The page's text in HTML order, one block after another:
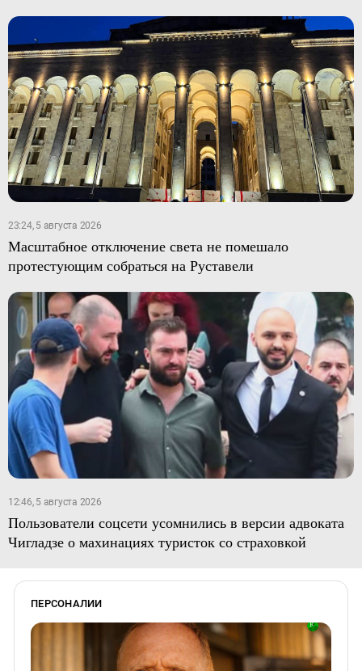
23:24, 5 августа 2026
Масштабное отключение света не помешало
протестующим собраться на Руставели
12:46, 5 августа 2026
Пользователи соцсети усомнились в версии адвоката
Чигладзе о махинациях туристок со страховкой
ПЕРСОНАЛИИ